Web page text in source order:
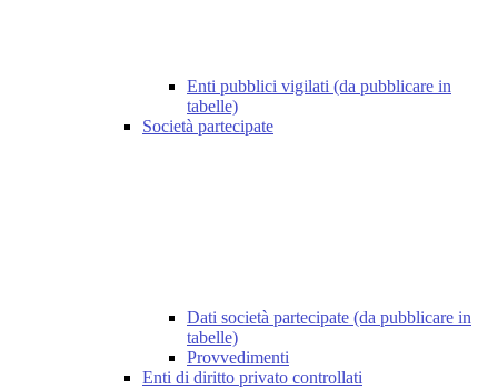
Enti pubblici vigilati (da pubblicare in
tabelle)
Società partecipate
Dati società partecipate (da pubblicare in
tabelle)
Provvedimenti
Enti di diritto privato controllati